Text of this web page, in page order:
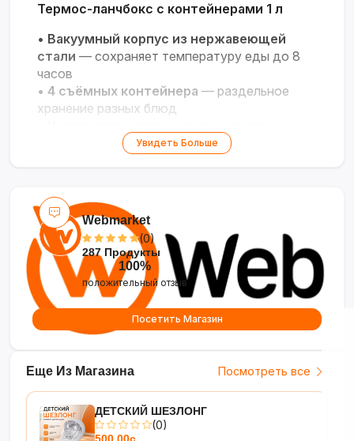
Термос-ланчбокс с контейнерами 1 л
• Вакуумный корпус из нержавеющей
стали — сохраняет температуру еды до 8
часов
• 4 съёмных контейнера — раздельное
хранение разных блюд
горячей и холодной пищи, напитков
•Стильный и практичный дизайн
идеальный подарок для работы, учёбы и
путешествий
Увидеть Больше
Еще Из Магазина Посмотреть все
ДЕТСКИЙ ШЕЗЛОНГ
(0)
Webmarket
(0)
287 Продукты
100%
положительный отзыв
Посетить Магазин